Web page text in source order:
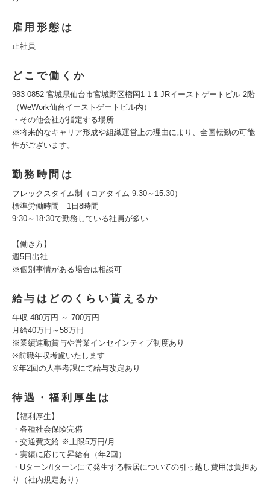
雇用形態は
正社員
どこで働くか
983-0852 宮城県仙台市宮城野区榴岡1-1-1 JRイーストゲートビル 2階
（WeWork仙台イーストゲートビル内）
・その他会社が指定する場所
※将来的なキャリア形成や組織運営上の理由により、全国転勤の可能
性がございます。
勤務時間は
フレックスタイム制（コアタイム 9:30～15:30）
標準労働時間 1日8時間
9:30～18:30で勤務している社員が多い
【働き方】
週5日出社
※個別事情がある場合は相談可
給与はどのくらい貰えるか
年収 480万円 ～ 700万円
月給40万円～58万円
※業績連動賞与や営業インセインティブ制度あり
※前職年収考慮いたします
※年2回の人事考課にて給与改定あり
待遇・福利厚生は
【福利厚生】
・各種社会保険完備
・交通費支給 ※上限5万円/月
・実績に応じて昇給有（年2回）
・Uターン/Iターンにて発生する転居についての引っ越し費用は負担あ
り（社内規定あり）